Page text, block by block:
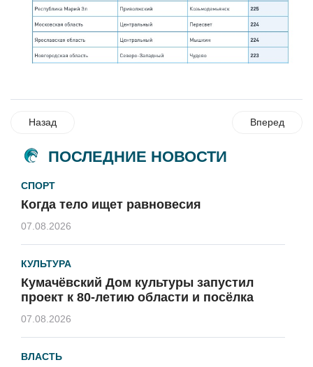
Назад Вперед
ПОСЛЕДНИЕ НОВОСТИ
СПОРТ
Когда тело ищет равновесия
07.08.2026
КУЛЬТУРА
Кумачёвский Дом культуры запустил
проект к 80-летию области и посёлка
07.08.2026
ВЛАСТЬ